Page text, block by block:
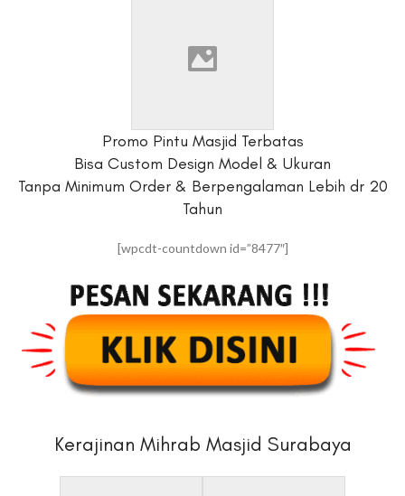
Promo Pintu Masjid Terbatas
Bisa Custom Design Model & Ukuran
Tanpa Minimum Order & Berpengalaman Lebih dr 20
Tahun
[wpcdt-countdown id=”8477″]
Kerajinan Mihrab Masjid Surabaya